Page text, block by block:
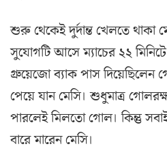
শুরু থেকেই দুর্দান্ত খেলতে
সুযোগটি আসে ম্যাচের ২২
গ্রুয়েজো ব্যাক পাস দিয়েছিলেন
পেয়ে যান মেসি। শুধুমাত্র
পারলেই মিলতো গোল। কিন্তু
বারে মারেন মেসি।